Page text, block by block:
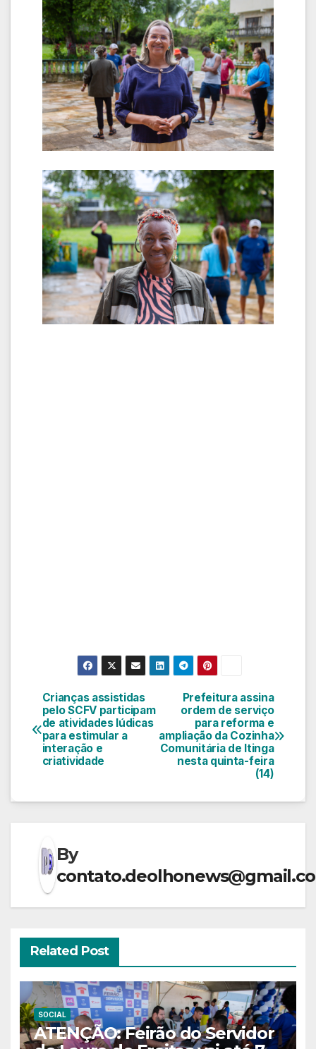
Navegação
de
Post
Prefeitura assina
ordem de serviço
para reforma e
ampliação da Cozinha
Comunitária de Itinga
nesta quinta-feira
(14)
Crianças assistidas
pelo SCFV participam
de atividades lúdicas
para estimular a
interação e
criatividade
By
Related Post
SOCIAL
ATENÇÃO: Feirão do Servidor